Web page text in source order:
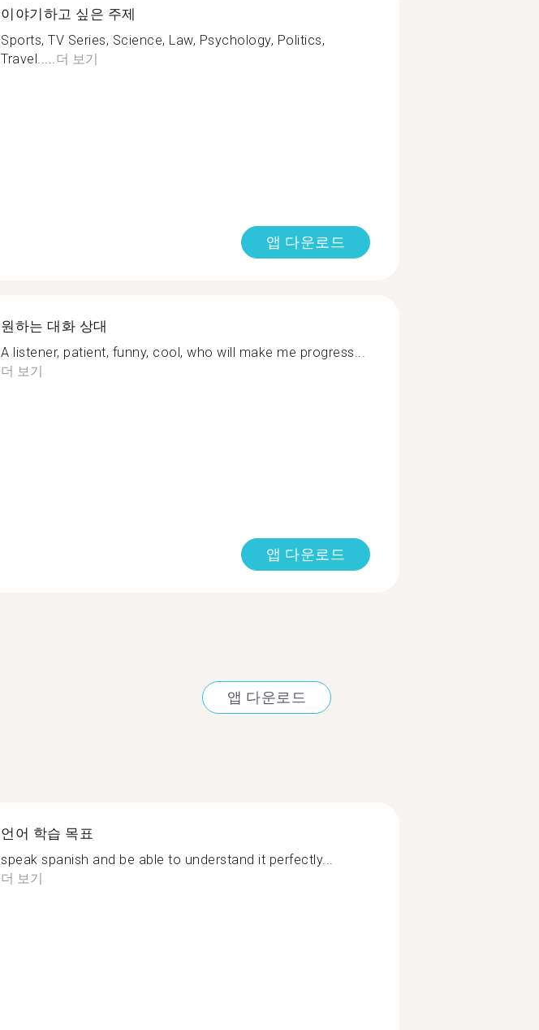
이야기하고 싶은 주제
Sports, TV Series, Science, Law, Psychology, Politics,
Travel.....더 보기
앱 다운로드
원하는 대화 상대
A listener, patient, funny, cool, who will make me progress...
더 보기
앱 다운로드
앱 다운로드
언어 학습 목표
speak spanish and be able to understand it perfectly...
더 보기